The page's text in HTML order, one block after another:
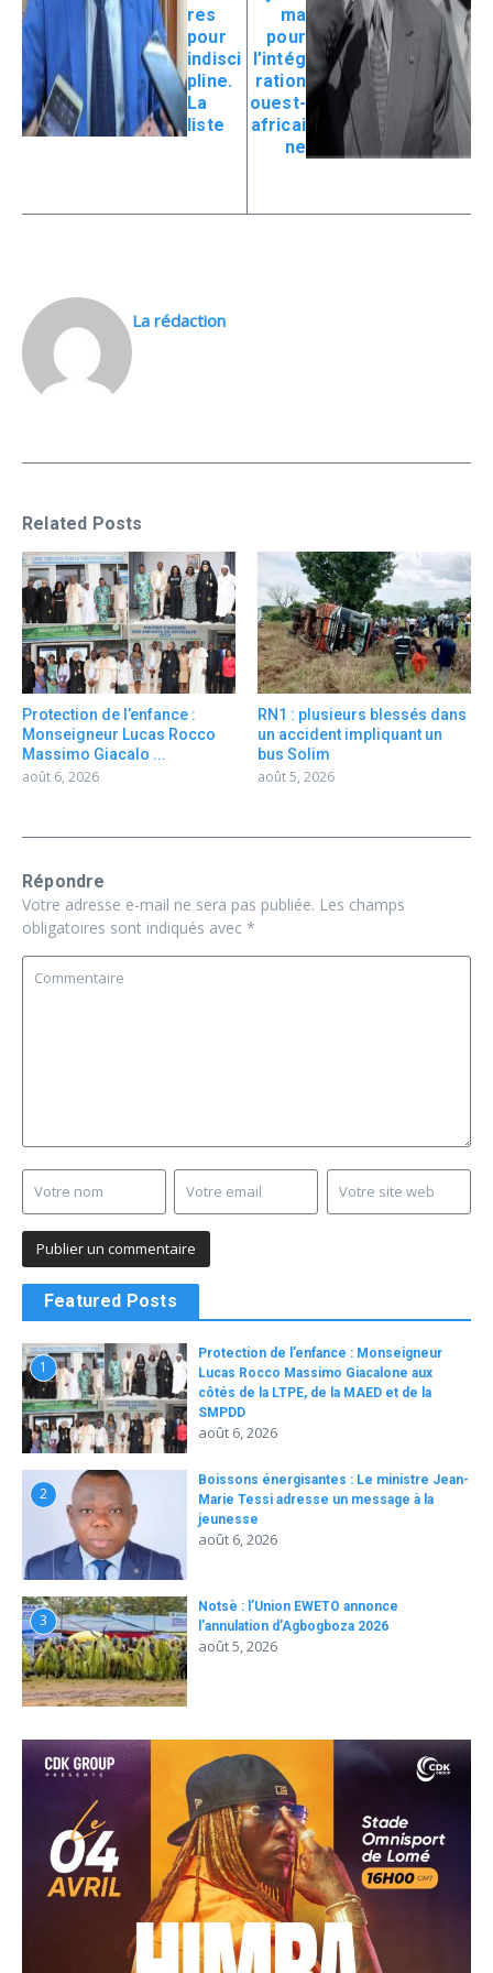
res
pour
indisci
pline.
La
liste
ma
pour
l’intég
ration
ouest-
africai
ne
La rédaction
Related Posts
Protection de l’enfance :
Monseigneur Lucas Rocco
Massimo Giacalo ...
août 6, 2026
RN1 : plusieurs blessés dans
un accident impliquant un
bus Solim
août 5, 2026
Répondre
Votre adresse e-mail ne sera pas publiée. Les champs
obligatoires sont indiqués avec *
Featured Posts
1
Protection de l’enfance : Monseigneur
Lucas Rocco Massimo Giacalone aux
côtés de la LTPE, de la MAED et de la
SMPDD
août 6, 2026
2
Boissons énergisantes : Le ministre Jean-
Marie Tessi adresse un message à la
jeunesse
août 6, 2026
3
Notsè : l’Union EWETO annonce
l’annulation d’Agbogboza 2026
août 5, 2026